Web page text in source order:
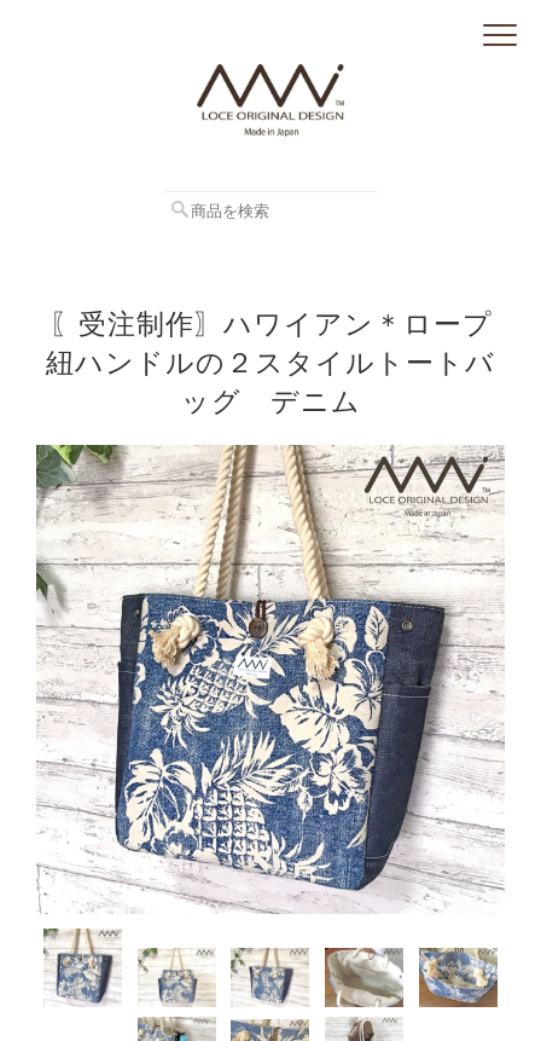
〖受注制作〗ハワイアン＊ロープ
紐ハンドルの２スタイルトートバ
ッグ デニム